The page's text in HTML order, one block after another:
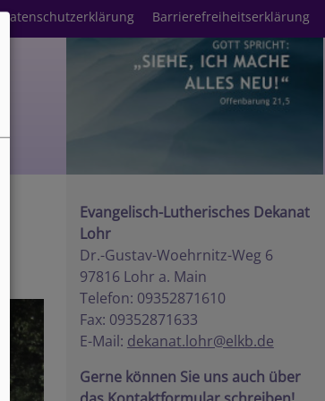
Datenschutzerklärung Barrierefreiheitserklärung
Evangelisch-Lutherisches Dekanat
Lohr
Dr.-Gustav-Woehrnitz-Weg 6
97816 Lohr a. Main
Telefon: 09352871610
Fax: 09352871633
E-Mail: dekanat.lohr@elkb.de
Gerne können Sie uns auch über